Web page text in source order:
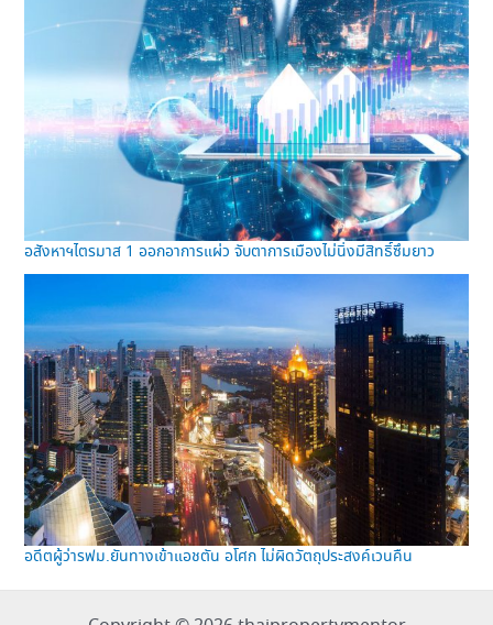
อสังหาฯไตรมาส 1 ออกอาการแผ่ว จับตาการเมืองไม่นิ่งมีสิทธิ์ซึมยาว
อดีตผู้ว่ารฟม.ยันทางเข้าแอชตัน อโศก ไม่ผิดวัตถุประสงค์เวนคืน